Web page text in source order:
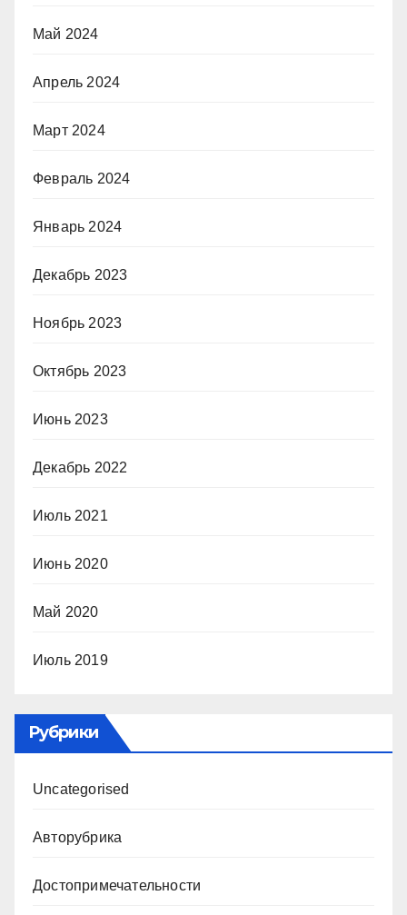
Май 2024
Апрель 2024
Март 2024
Февраль 2024
Январь 2024
Декабрь 2023
Ноябрь 2023
Октябрь 2023
Июнь 2023
Декабрь 2022
Июль 2021
Июнь 2020
Май 2020
Июль 2019
Рубрики
Uncategorised
Авторубрика
Достопримечательности